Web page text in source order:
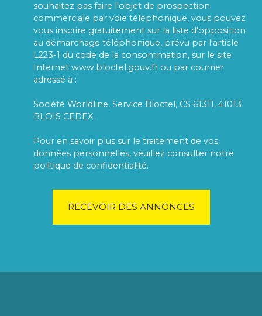
souhaitez pas faire l'objet de prospection
commerciale par voie téléphonique, vous pouvez
vous inscrire gratuitement sur la liste d'opposition
au démarchage téléphonique, prévu par l'article
L223-1 du code de la consommation, sur le site
Internet www.bloctel.gouv.fr ou par courrier
adressé à :
Société Worldline, Service Bloctel, CS 61311, 41013
BLOIS CEDEX.
Pour en savoir plus sur le traitement de vos
données personnelles, veuillez consulter notre
politique de confidentialité.
RECEVOIR DES ANNONCES